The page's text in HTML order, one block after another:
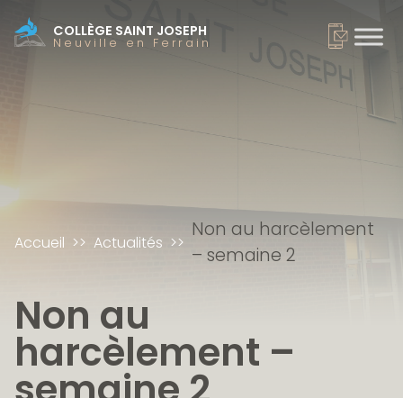
COLLÈGE SAINT JOSEPH
Neuville en Ferrain
Accueil Actualités
Non au harcèlement
– semaine 2
Non au
harcèlement –